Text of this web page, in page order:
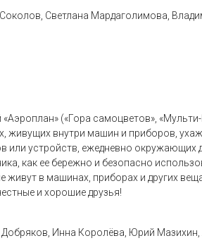
Светлана Мардаголимова,
(«Гора самоцветов»,
живущих внутри машин и приборов,
устройств, ежедневно окружающих
как ее бережно и безопасно
живут в машинах, приборах и других
и хорошие друзья!
Инна Королёва, Юрий